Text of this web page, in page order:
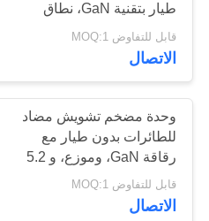
خريطة
الموقع
PRIVACY
POLICY
مكبر طاقة
العريض
18
طيار بتقنية GaN، نطاق
جهد 28 فولت، لحماية
قابل للتفاوض MOQ:1
الاتصال
وحدة مضخم تشويش مضاد
للطائرات بدون طيار مع
رقاقة GaN، وموزع، و 5.2
جيجاهرتز و 5.8 جيجاهرتز،
و WIFI 5G
قابل للتفاوض MOQ:1
الاتصال